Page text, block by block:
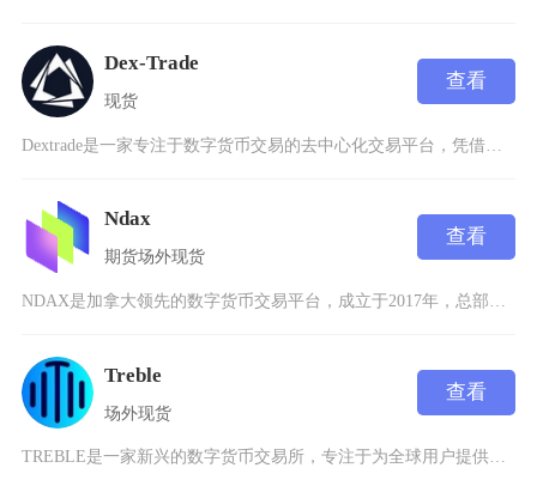
Dex-Trade
现货
查看
Dextrade是一家专注于数字货币交易的去中心化交易平台，凭借其独特的技术架构和用户友好
Ndax
期货场外现货
查看
Treble
场外现货
查看
TREBLE是一家新兴的数字货币交易所，专注于为全球用户提供安全、高效的数字资产交易服务。